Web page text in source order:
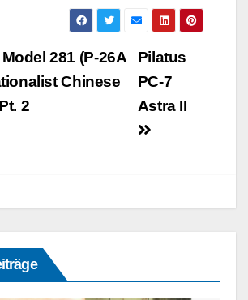
Pilatus
PC-7
Astra II
281 (P-26A
Chinese
2